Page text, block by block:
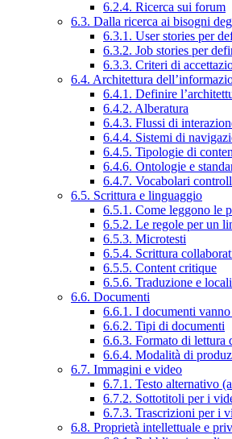
6.2.4. Ricerca sui forum
6.3. Dalla ricerca ai bisogni
6.3.1. User stories per
6.3.2. Job stories per
6.3.3. Criteri di
6.4. Architettura
6.4.1. Definire
6.4.2. Alberatura
6.4.3. Flussi di
6.4.4. Sistemi di
6.4.5. Tipologie di
6.4.6. Ontologie e
6.4.7. Vocabolari
6.5. Scrittura e linguaggio
6.5.1. Come leggono le
6.5.2. Le regole per un
6.5.3. Microtesti
6.5.4. Scrittura
6.5.5. Content critique
6.5.6. Traduzione e
6.6. Documenti
6.6.1. I documenti
6.6.2. Tipi di documenti
6.6.3. Formato di lettura
6.6.4. Modalità di
6.7. Immagini e video
6.7.1. Testo alternativo
6.7.2. Sottotitoli per i
6.7.3. Trascrizioni per i
6.8. Proprietà intellettuale e